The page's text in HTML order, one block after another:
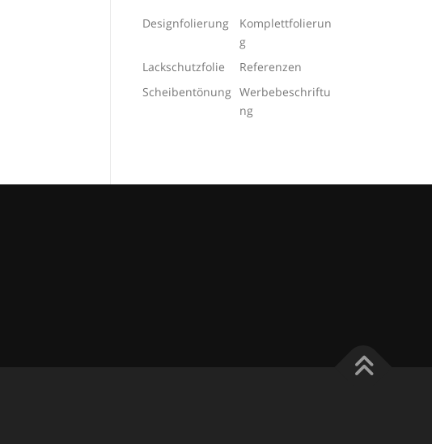
Designfolierung
Komplettfolierun
g
Lackschutzfolie
Referenzen
Scheibentönung Werbebeschriftu
ng